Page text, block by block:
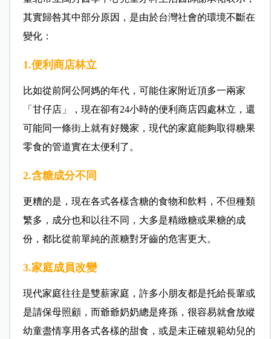
其實歸咎其中部分原因，是由於台灣社會的環境不斷在
變化：
1.便利商店林立
比如從前阿公阿媽的年代，可能住家附近頂多一兩家
「甘仔店」，現在卻有24小時的便利商店四處林立，還
可能同一條街上就有好幾家，現代的家庭能夠取得糖果
零食的管道實在太便利了。
2.含糖成分不同
更糟的是，現在各式各樣含糖的食物和飲料，不但種類
繁多，成分也和以往不同，大多是精緻糖或果糖的成
份，都比從前單純的蔗糖對牙齒的危害更大。
3.家庭成員改變
現代家庭往往是雙薪家庭，許多小朋友都是托給長輩或
是請保母照顧，而爺爺奶奶總是疼孫，很容易就會放縱
幼童盡情享用各式各樣的甜食，或是未正確規範幼兒的